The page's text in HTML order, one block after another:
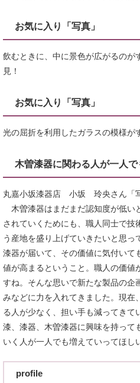
お気に入り「写真」
飲むときに、中に景色が広がるのが
見！
お気に入り「写真」
光の屈折を利用したガラスの模様が
木曽漆器に関わる人が一人で
丸嘉小坂漆器店 小坂 玲央さん「写
木曽漆器はまだまだ認知度が低い
されていくためにも、職人同士で技
う産地を盛り上げていきたいと思っ
漆器が届いて、その価値に気付いて
値が高まるということ。職人の価値
すね。そんな思いで新たな製品の企
みなどに力を入れてきました。現在
る人が少なく、担い手も減ってきて
漆、漆器、木曽漆器に興味を持って
いく人が一人でも増えていってほし
profile